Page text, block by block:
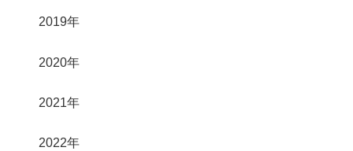
2019年
2020年
2021年
2022年